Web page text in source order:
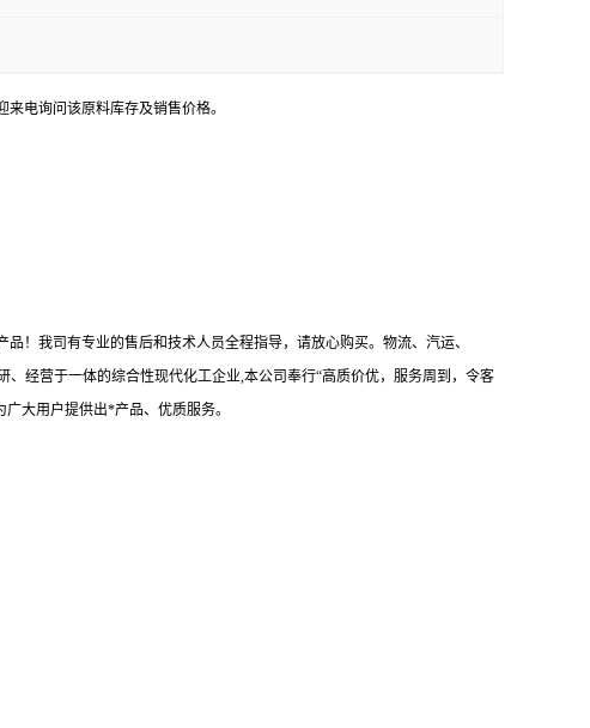
电询问该原料库存及销售价格。
！我司有专业的售后和技术人员全程指导，请放心购买。物流、汽运、
经营于一体的综合性现代化工企业,本公司奉行“高质价优，服务周到，令客
大用户提供出*产品、优质服务。